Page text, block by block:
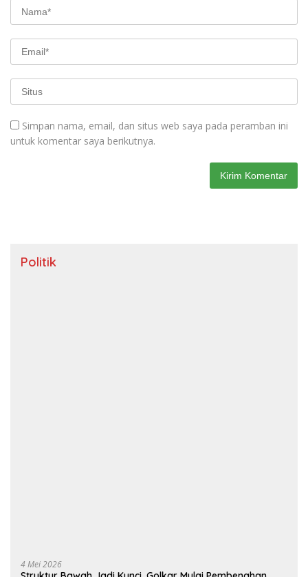
Simpan nama, email, dan situs web saya pada peramban ini
untuk komentar saya berikutnya.
Politik
4 Mei 2026